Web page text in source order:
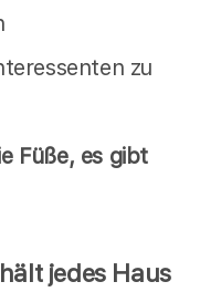
zu
Füße, es gibt
jedes Haus